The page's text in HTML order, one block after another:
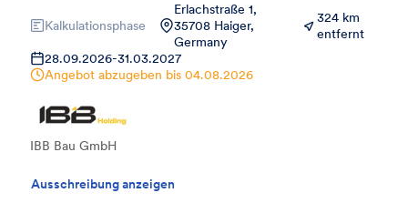
Kalkulationsphase
Erlachstraße 1,
35708 Haiger,
Germany
324 km
entfernt
28.09.2026-31.03.2027
Angebot abzugeben bis 04.08.2026
IBB Bau GmbH
Ausschreibung anzeigen